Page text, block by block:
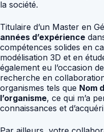
la société.
Titulaire d’un Master en
années d’expérience
compétences solides en
modélisation 3D et en
également eu l’occasion
recherche en
organismes tels que Nom
l’organisme, ce qui m’a
connaissances et